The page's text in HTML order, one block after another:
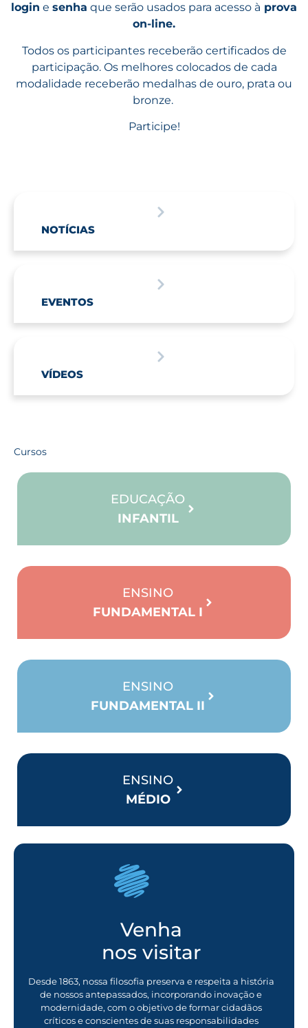
login e senha que serão usados para acesso à prova
on-line.
Todos os participantes receberão certificados de
participação. Os melhores colocados de cada
modalidade receberão medalhas de ouro, prata ou
bronze.
Participe!
NOTÍCIAS
EVENTOS
VÍDEOS
Cursos
EDUCAÇÃO
INFANTIL
ENSINO
FUNDAMENTAL I
ENSINO
FUNDAMENTAL II
ENSINO
MÉDIO
Venha
nos visitar
Desde 1863, nossa filosofia preserva e respeita a história
de nossos antepassados, incorporando inovação e
modernidade, com o objetivo de formar cidadãos
críticos e conscientes de suas responsabilidades